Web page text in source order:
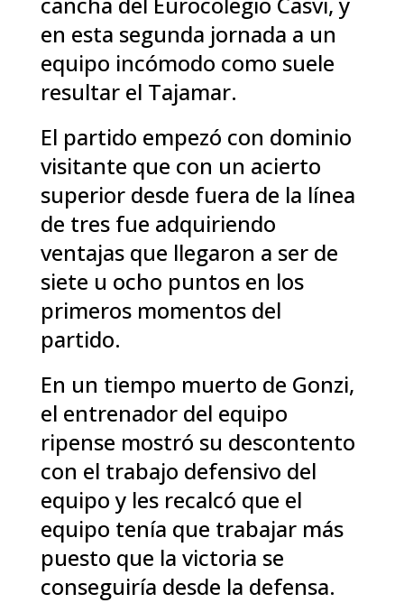
en esta segunda jornada a un
equipo incómodo como suele
resultar el Tajamar.
El partido empezó con dominio
visitante que con un acierto
superior desde fuera de la línea
de tres fue adquiriendo
ventajas que llegaron a ser de
siete u ocho puntos en los
primeros momentos del
partido.
En un tiempo muerto de Gonzi,
el entrenador del equipo
ripense mostró su descontento
con el trabajo defensivo del
equipo y les recalcó que el
equipo tenía que trabajar más
puesto que la victoria se
conseguiría desde la defensa.